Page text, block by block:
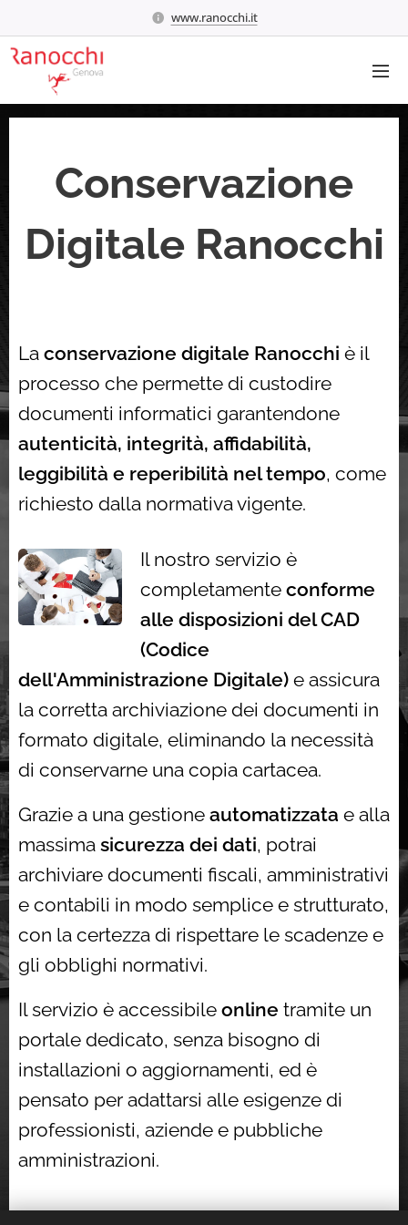
www.ranocchi.it
Conservazione
Digitale Ranocchi
La conservazione digitale Ranocchi è il
processo che permette di custodire
documenti informatici garantendone
autenticità, integrità, affidabilità,
leggibilità e reperibilità nel tempo, come
richiesto dalla normativa vigente.
Il nostro servizio è
completamente conforme
alle disposizioni del CAD
(Codice
dell'Amministrazione Digitale) e assicura
la corretta archiviazione dei documenti in
formato digitale, eliminando la necessità
di conservarne una copia cartacea.
Grazie a una gestione automatizzata e alla
massima sicurezza dei dati, potrai
archiviare documenti fiscali, amministrativi
e contabili in modo semplice e strutturato,
con la certezza di rispettare le scadenze e
gli obblighi normativi.
Il servizio è accessibile online tramite un
portale dedicato, senza bisogno di
installazioni o aggiornamenti, ed è
pensato per adattarsi alle esigenze di
professionisti, aziende e pubbliche
amministrazioni.